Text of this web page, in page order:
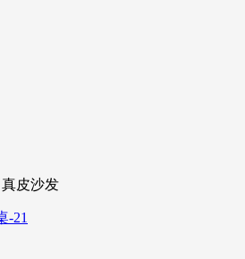
真皮沙发